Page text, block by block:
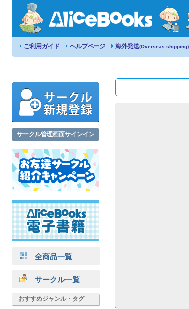
ご利用ガイド ヘルプページ 海外発送(Overseas shipping)
サークル管理画面サインイン
全商品一覧
サークル一覧
おすすめジャンル・タグ